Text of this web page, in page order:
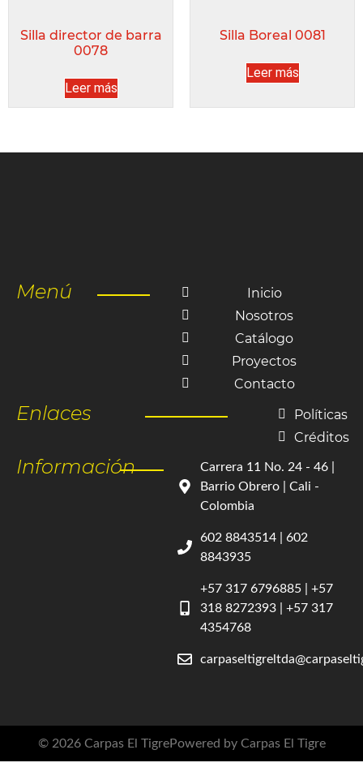
Silla director de barra
0078
Leer más
Silla Boreal 0081
Leer más
Menú
Inicio
Nosotros
Catálogo
Proyectos
Contacto
Enlaces
Políticas
Créditos
Información
Carrera 11 No. 24 - 46 |
Barrio Obrero | Cali -
Colombia
602 8843514 | 602
8843935
+57 317 6796885 | +57
318 8272393 | +57 317
4354768
© 2026 Carpas El TigrePowered by Carpas El Tigre